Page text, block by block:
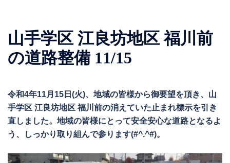
山手学区 江良坊地区 福川前
の道路整備 11/15
令和4年11月15日(火)、地域の皆様から御要望を頂き、山
手学区 江良坊地区 福川前の消えていた止まれ標示を引き
直しました。地域の皆様にとって安全安心な道路となるよ
う、しっかり取り組んで参ります(#^.^#)。